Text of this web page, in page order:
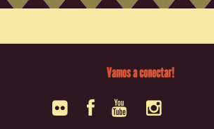
Vamos a conectar!